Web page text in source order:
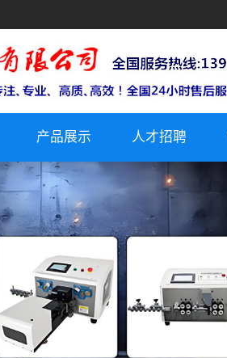
产品展示 人才招聘